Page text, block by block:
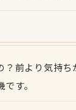
？前より気持
す。